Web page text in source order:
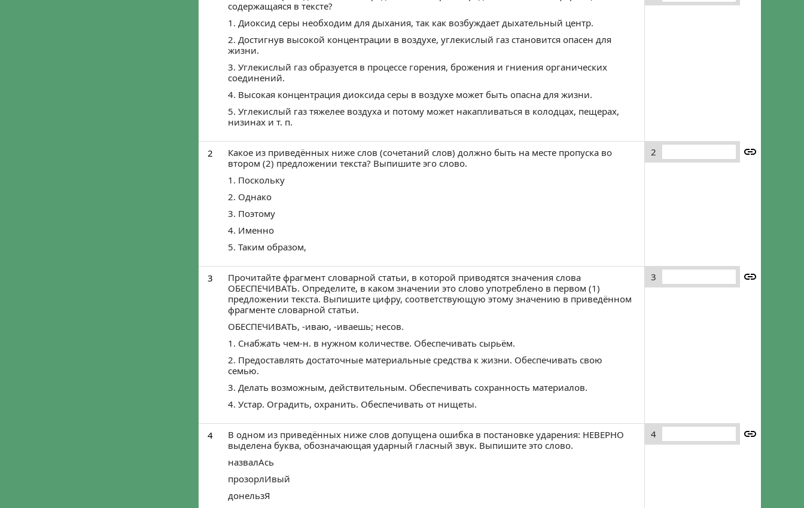
Войти через Одноклассники
Мы ничего не публикуем от вашего имени
Забыли пароль?